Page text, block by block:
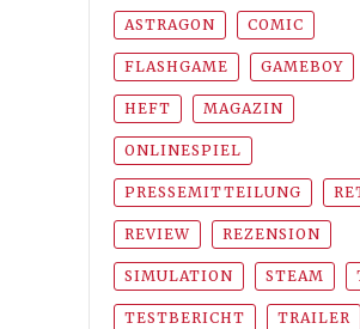
ASTRAGON COMIC
FLASHGAME GAMEBOY
HEFT MAGAZIN
ONLINESPIEL
PRESSEMITTEILUNG
REVIEW REZENSION
SIMULATION STEAM
TESTBERICHT TRAILER